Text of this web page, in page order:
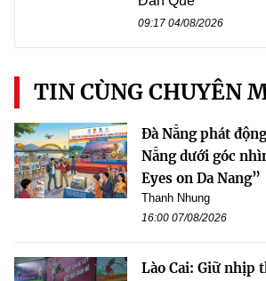
09:17 04/08/2026
TIN CÙNG CHUYÊN
Đà Nẵng phát
Nẵng dưới góc
Eyes on Da Nang”
Thanh Nhung
16:00 07/08/2026
Lào Cai: Giữ nhịp